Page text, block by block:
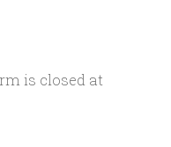
is closed at